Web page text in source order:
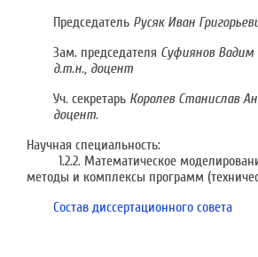
Председатель Русяк Иван
Зам. председателя Суфиянов Вадим
д.т.н., доцент
Уч. секретарь Королев Станислав
доцент.
Научная специальность:
1.2.2. Математическое
методы и комплексы программ
Состав диссертационного совета